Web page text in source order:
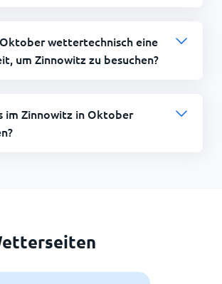
wettertechnisch eine
um Zinnowitz zu besuchen?
im Zinnowitz in Oktober